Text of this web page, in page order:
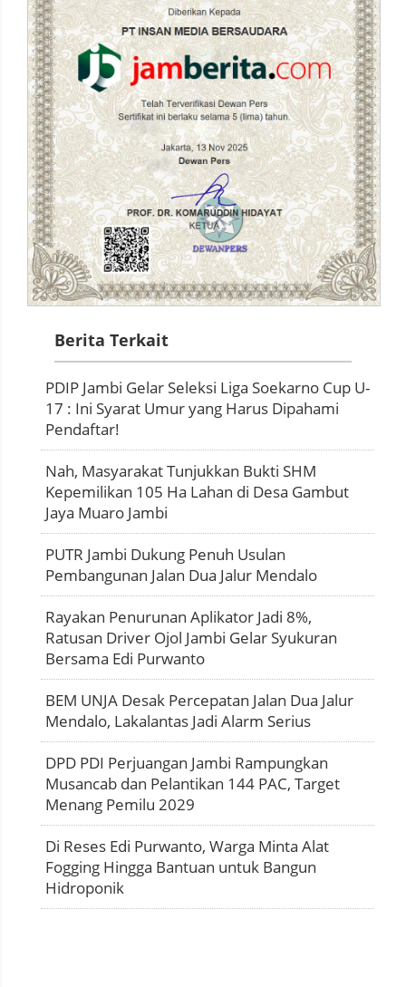
Berita Terkait
PDIP Jambi Gelar Seleksi Liga Soekarno Cup U-
17 : Ini Syarat Umur yang Harus Dipahami
Pendaftar!
Nah, Masyarakat Tunjukkan Bukti SHM
Kepemilikan 105 Ha Lahan di Desa Gambut
Jaya Muaro Jambi
PUTR Jambi Dukung Penuh Usulan
Pembangunan Jalan Dua Jalur Mendalo
Rayakan Penurunan Aplikator Jadi 8%,
Ratusan Driver Ojol Jambi Gelar Syukuran
Bersama Edi Purwanto
BEM UNJA Desak Percepatan Jalan Dua Jalur
Mendalo, Lakalantas Jadi Alarm Serius
DPD PDI Perjuangan Jambi Rampungkan
Musancab dan Pelantikan 144 PAC, Target
Menang Pemilu 2029
Di Reses Edi Purwanto, Warga Minta Alat
Fogging Hingga Bantuan untuk Bangun
Hidroponik